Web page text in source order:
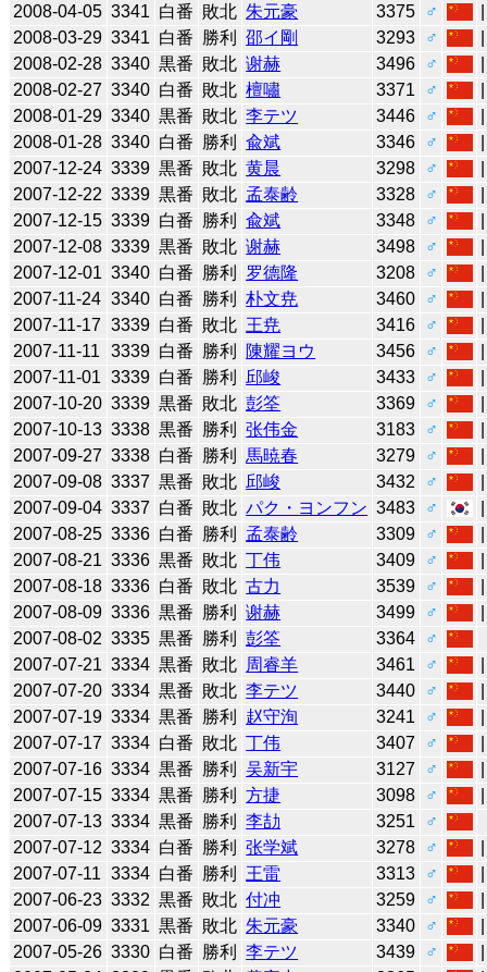
2008-04-05 3341 白番 敗北 朱元豪 3375 ♂
2008-03-29 3341 白番 勝利 邵イ剛 3293 ♂
2008-02-28 3340 黒番 敗北 谢赫 3496 ♂
2008-02-27 3340 白番 敗北 檀嘯 3371 ♂
2008-01-29 3340 黒番 敗北 李テツ 3446 ♂
2008-01-28 3340 白番 勝利 兪斌 3346 ♂
2007-12-24 3339 黒番 敗北 黄晨 3298 ♂
2007-12-22 3339 黒番 敗北 孟泰齢 3328 ♂
2007-12-15 3339 白番 勝利 兪斌 3348 ♂
2007-12-08 3339 黒番 敗北 谢赫 3498 ♂
2007-12-01 3340 白番 勝利 罗德隆 3208 ♂
2007-11-24 3340 白番 勝利 朴文尭 3460 ♂
2007-11-17 3339 白番 敗北 王尭 3416 ♂
2007-11-11
3339 白番 勝利 陳耀ヨウ 3456 ♂
2007-11-01 3339 白番 勝利 邱峻 3433 ♂
2007-10-20 3339 黒番 敗北 彭筌 3369 ♂
2007-10-13 3338 黒番 勝利 张伟金 3183 ♂
2007-09-27 3338 白番 勝利 馬暁春 3279 ♂
2007-09-08 3337 黒番 敗北 邱峻 3432 ♂
2007-09-04 3337 白番 敗北 パク・ヨンフン 3483 ♂
2007-08-25 3336 白番 勝利 孟泰齢 3309 ♂
2007-08-21 3336 黒番 敗北 丁伟 3409 ♂
2007-08-18 3336 白番 敗北 古力 3539 ♂
2007-08-09 3336 黒番 勝利 谢赫 3499 ♂
2007-08-02 3335 黒番 勝利 彭筌 3364
♂
2007-07-21 3334 黒番 敗北 周睿羊 3461 ♂
2007-07-20 3334 黒番 敗北 李テツ 3440 ♂
2007-07-19 3334 黒番 勝利 赵守洵 3241 ♂
2007-07-17 3334 白番 敗北 丁伟 3407 ♂
2007-07-16 3334 黒番 勝利 吴新宇 3127 ♂
2007-07-15 3334 黒番 勝利 方捷 3098 ♂
2007-07-13 3334 黒番 勝利 李劼 3251
♂
2007-07-12 3334 白番 勝利 张学斌 3278 ♂
2007-07-11 3334 白番 勝利 王雷 3313 ♂
2007-06-23 3332 黒番 敗北 付冲 3259 ♂
2007-06-09 3331 黒番 敗北 朱元豪 3340 ♂
2007-05-26 3330 白番 勝利 李テツ 3439 ♂